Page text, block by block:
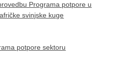
Programa potpore u
svinjske kuge
potpore sektoru